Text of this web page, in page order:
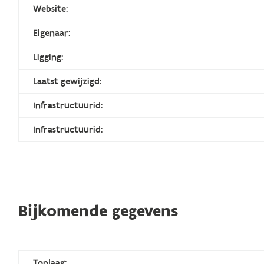
Website:
Eigenaar:
Ligging:
Laatst gewijzigd:
Infrastructuurid:
Infrastructuurid:
Bijkomende gegevens